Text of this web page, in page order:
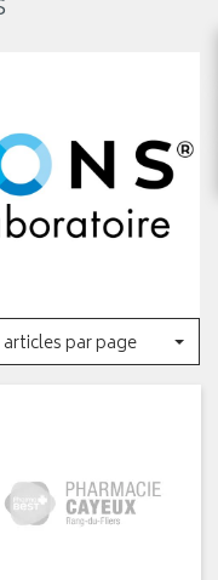
articles par page